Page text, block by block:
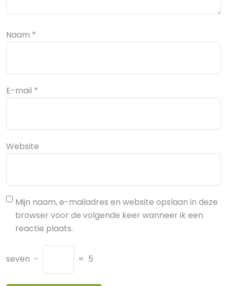
Naam *
E-mail *
Website
Mijn naam, e-mailadres en website opslaan in deze
browser voor de volgende keer wanneer ik een
reactie plaats.
seven − = 5